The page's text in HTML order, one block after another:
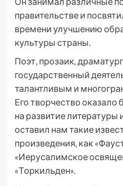
правительстве и
времени улучшению
культуры страны.
Поэт, прозаик,
государственный
талантливым и
Его творчество
на развитие литературы
оставил нам такие
произведения, как
«Иерусалимское
«Торкильден».